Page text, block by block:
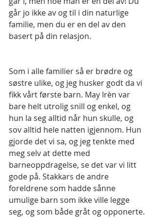
går jo ikke av og til i din naturlige
familie, men du er en del av den
basert på din relasjon.
Som i alle familier så er brødre og
søstre ulike, og jeg husker godt da vi
fikk vårt første barn. May Irèn var
bare helt utrolig snill og enkel, og
hun la seg alltid når hun skulle, og
sov alltid hele natten igjennom. Hun
gjorde det vi sa, og jeg tenkte med
meg selv at dette med
barneoppdragelse, se det var vi litt
gode på. Stakkars de andre
foreldrene som hadde sånne
umulige barn som ikke ville legge
seg, og som både gråt og opponerte.